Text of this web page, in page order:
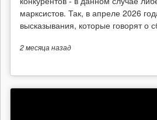
марксистов. Так, в апреле 2026
высказывания, которые говорят о
2 месяцаназад